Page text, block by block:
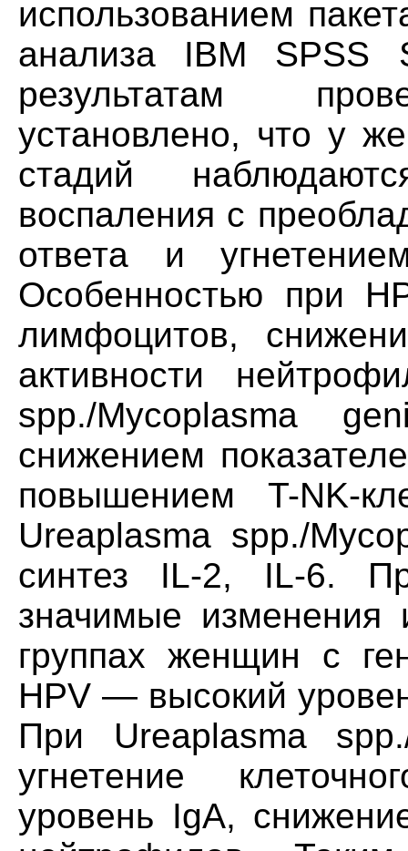
использованием
анализа IBM SPSS
результатам
установлено, что у
стадий
воспаления с
ответа и
Особенностью при
лимфоцитов,
активности
spp./Mycoplasma
снижением
повышением T-NK-
Ureaplasma spp./
синтез IL-2, IL-6.
значимые изменения
группах женщин с
HPV — высокий
При Ureaplasma
угнетение
уровень IgA,